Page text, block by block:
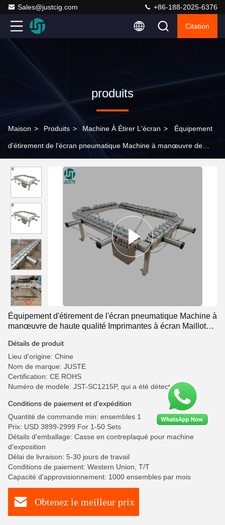
Sales@justcig.com +86-188-2025-6376
Citation
produits
Maison > Produits > Machine À Étirer L'écran > Équipement
d'étirement de l'écran pneumatique Machine à manœuvre de
de tension
Équipement d'étirement de l'écran pneumatique Machine à
manœuvre de haute qualité Imprimantes à écran Maillot
Détails de produit
Lieu d'origine: Chine
Nom de marque: JUSTE
Certification: CE ROHS
Numéro de modèle: JST-SC1215P, qui a été détectée
Conditions de paiement et d'expédition
Quantité de commande min: ensembles 1
Prix: USD 3899-2999 For 1-50 Sets
Détails d'emballage: Casse en contreplaqué pour machine
d'exposition
Délai de livraison: 5-30 jours de travail
Conditions de paiement: Western Union, T/T
Capacité d'approvisionnement: 1000 ensembles par mois
Obtenez le meilleur prix